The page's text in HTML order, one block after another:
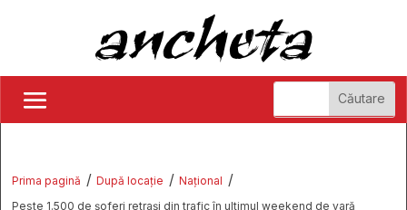
Prima pagină / După locație / Național /
Peste 1.500 de șoferi retrași din trafic în ultimul weekend de vară